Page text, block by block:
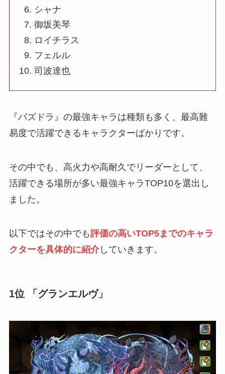
シャナ
御坂美琴
ロイチラス
フェルル
司波達也
『パズドラ』の最強キャラは種類も多く、最高難
易度で活躍できるキャラクターばかりです。
その中でも、高火力や高耐久でリーダーとして、
活躍できる場所が多い最強キャラTOP10を選出し
ました。
以下ではその中でも評価の高いTOP5までのキャラ
クターを具体的に紹介していきます。
1位 「グランエルヴ」